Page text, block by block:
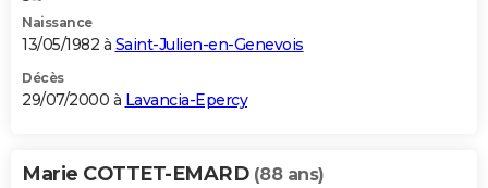
Naissance
13/05/1982 à Saint-Julien-en-Genevois
Décès
29/07/2000 à Lavancia-Epercy
Marie COTTET-EMARD (88 ans)